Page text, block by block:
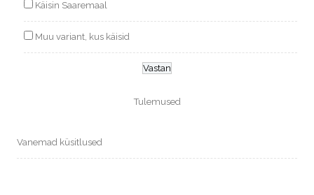
Käisin Saaremaal
Muu variant, kus käisid
Tulemused
Vanemad küsitlused